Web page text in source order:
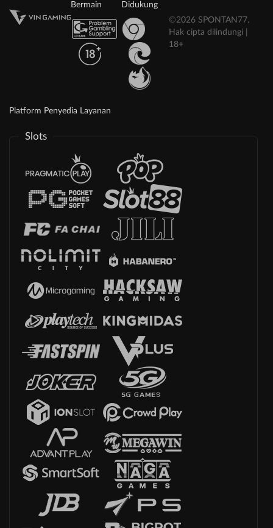
Bermain
Didukung
©2026 SPONTAN77.
Hak cipta dilindungi |
18+
Platform Penyedia Layanan
Slots